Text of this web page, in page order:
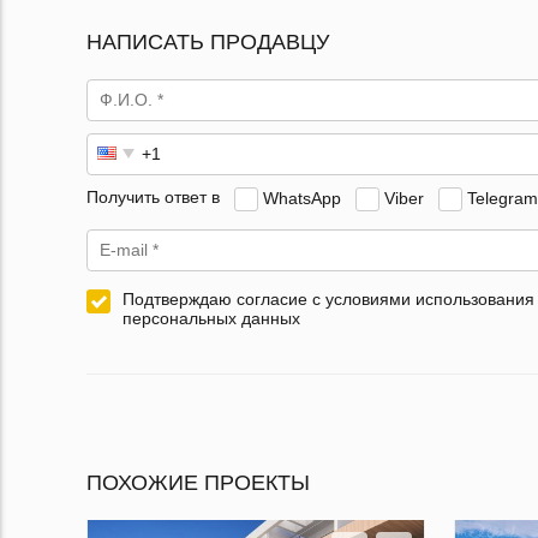
НАПИСАТЬ ПРОДАВЦУ
Получить ответ в WhatsApp Viber Telegram
Подтверждаю согласие с условиями использования
персональных данных
ПОХОЖИЕ ПРОЕКТЫ